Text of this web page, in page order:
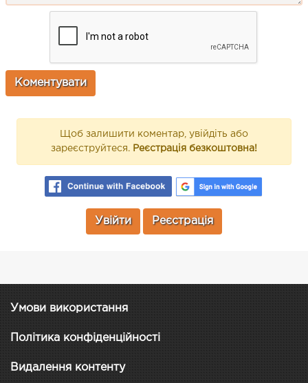
Щоб залишити коментар, увійдіть або
зареєструйтеся. Реєстрація безкоштовна!
Увійти Реєстрація
Умови використання
Політика конфіденційності
Видалення контенту